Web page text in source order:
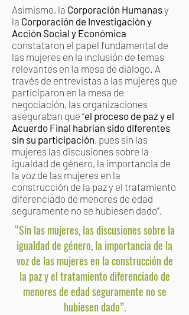
“Sin las mujeres, las discusiones sobre la
igualdad de género, la importancia de la
voz de las mujeres en la construcción de
la paz y el tratamiento diferenciado de
menores de edad seguramente no se
hubiesen dado”.
Asimismo, la Corporación Humanasy
la Corporación de Investigación y
Acción Social y Económica
constataron el papel fundamental de
las mujeres en la inclusión de temas
relevantes en la mesa de diálogo. A
través de entrevistas a las mujeres que
participaron en la mesa de
negociación, las organizaciones
aseguraban que “el proceso de paz y el
Acuerdo Final habrían sido diferentes
sin su participación, pues sin las
mujeres las discusiones sobre la
igualdad de género, la importancia de
la voz de las mujeres en la
construcción de la paz y el tratamiento
diferenciado de menores de edad
seguramente no se hubiesen dado”.